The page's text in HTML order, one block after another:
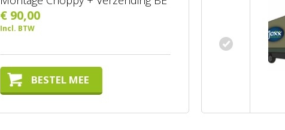
€ 90,00
Incl. BTW
BESTEL MEE